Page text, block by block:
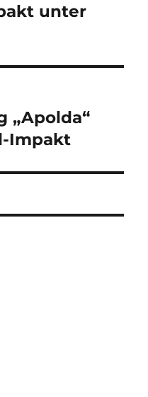
unter
„Apolda“
Impakt